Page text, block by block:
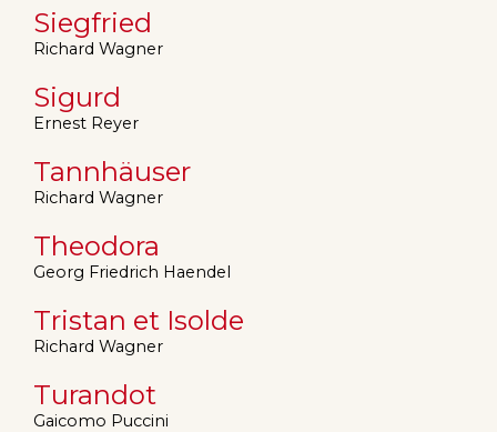
Siegfried
Richard Wagner
Sigurd
Ernest Reyer
Tannhäuser
Richard Wagner
Theodora
Georg Friedrich Haendel
Tristan et Isolde
Richard Wagner
Turandot
Gaicomo Puccini